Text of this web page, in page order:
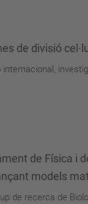
de divisió
internacional,
de Física i
models
de recerca de